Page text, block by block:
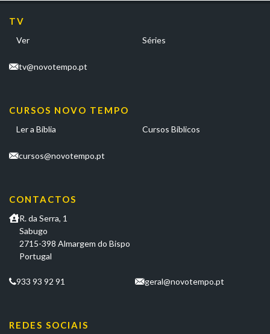
TV
Ver Séries
tv@novotempo.pt
CURSOS NOVO TEMPO
Ler a Bíblia Cursos Bíblicos
cursos@novotempo.pt
CONTACTOS
R. da Serra, 1
Sabugo
2715-398 Almargem do Bispo
Portugal
933 93 92 91 geral@novotempo.pt
REDES SOCIAIS